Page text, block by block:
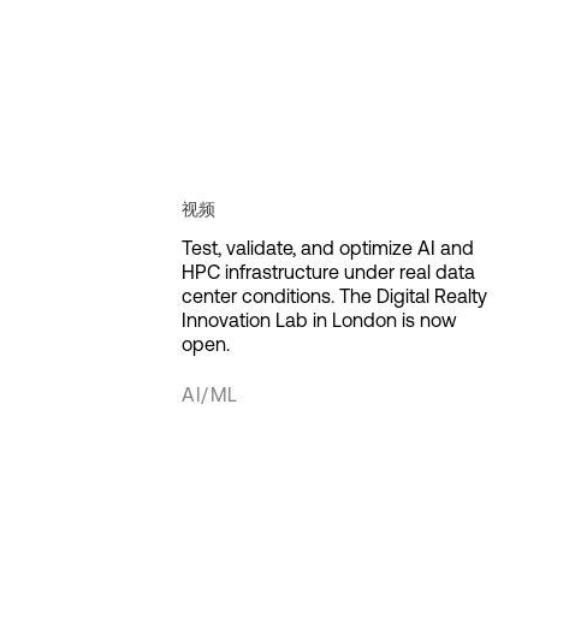
视频
Test, validate, and optimize AI and
HPC infrastructure under real data
center conditions. The Digital Realty
Innovation Lab in London is now
open.
AI/ML